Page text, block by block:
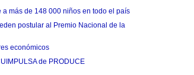
más de 148 000 niños en todo el país
postular al Premio Nacional de la
económicos
de PRODUCE